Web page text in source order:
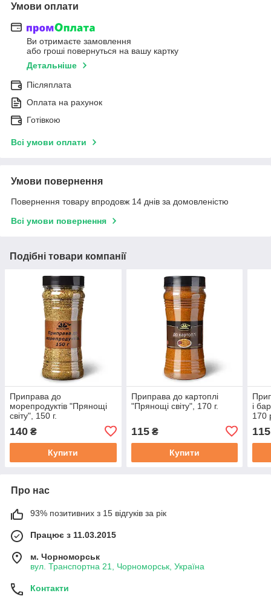
Умови оплати
Ви отримаєте замовлення
або гроші повернуться на вашу картку
Детальніше
Післяплата
Оплата на рахунок
Готівкою
Всі умови оплати
Умови повернення
Повернення товару впродовж 14 днів за домовленістю
Всі умови повернення
Подібні товари компанії
Приправа до
морепродуктів "Прянощі
світу", 150 г.
140 ₴
Купити
Приправа до картоплі
"Прянощі світу", 170 г.
115₴
Купити
і
170
115
Про нас
93% позитивних з 15 відгуків за рік
Працює з 11.03.2015
м. Чорноморськ
вул. Транспортна 21, Чорноморськ, Україна
Контакти